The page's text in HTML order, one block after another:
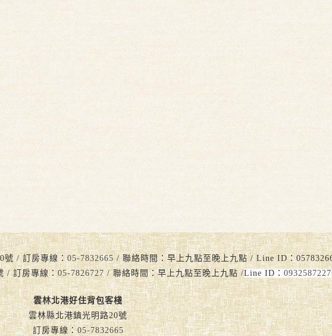
號 / 訂房專線：05-7832665/ 聯絡時間：早上九點至晚上九點 / Line ID：
/ 訂房專線：05-7826727/ 聯絡時間：早上九點至晚上九點 /Line ID： 0932587227
雲林北港好住背包客棧
雲林縣北港鎮光明路20號
訂房專線：05-7832665